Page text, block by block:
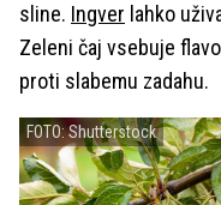
sline. Ingver lahko
Zeleni čaj vsebuje
proti slabemu zadahu.
FOTO: Shutterstock